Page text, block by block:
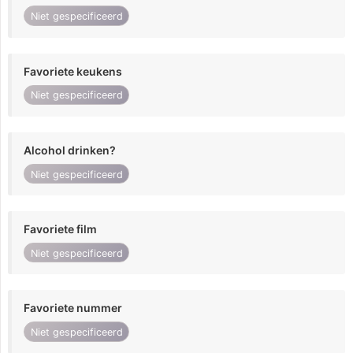
Niet gespecificeerd
Favoriete keukens
Niet gespecificeerd
Alcohol drinken?
Niet gespecificeerd
Favoriete film
Niet gespecificeerd
Favoriete nummer
Niet gespecificeerd